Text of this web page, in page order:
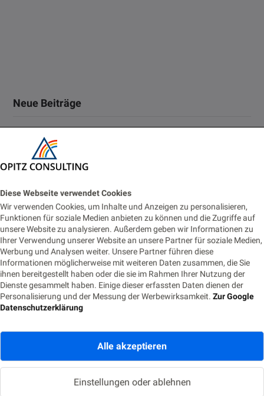
Diese Webseite verwendet Cookies
Wir verwenden Cookies, um Inhalte und Anzeigen zu personalisieren,
Funktionen für soziale Medien anbieten zu können und die Zugriffe auf
unsere Website zu analysieren. Außerdem geben wir Informationen zu
Ihrer Verwendung unserer Website an unsere Partner für soziale Medien,
Werbung und Analysen weiter. Unsere Partner führen diese
Informationen möglicherweise mit weiteren Daten zusammen, die Sie
ihnen bereitgestellt haben oder die sie im Rahmen Ihrer Nutzung der
Dienste gesammelt haben. Einige dieser erfassten Daten dienen der
Personalisierung und der Messung der Werbewirksamkeit. Zur Google
Datenschutzerklärung
Alle akzeptieren
Einstellungen oder ablehnen
Neue Beiträge
Oracle Forms 14: New Features Every Forms Developer
Should Know
Vom Monitoring zur Fachanwendung: Prometheus-Alerts für
Business-Prozesse nutzbar machen
22. JUNI 2026
Eventbasierte Synchronisation zwischen Monolith und
Cloud-Modul
18. JUNI 2026